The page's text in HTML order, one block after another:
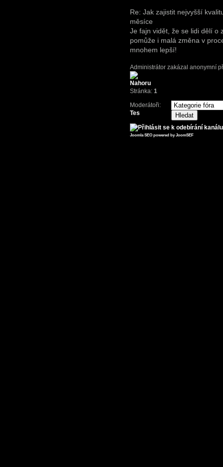
Re: Jak zajistit nejvyšší
měsíce
Je fajn vidět, že se lidi dělí o
pomůže i malá změna v
mnohem lepší!
Administrátor zakázal anonymní
Stránka:1
Moderátoři:
Tes
Joomla SEO powered by JoomSEF